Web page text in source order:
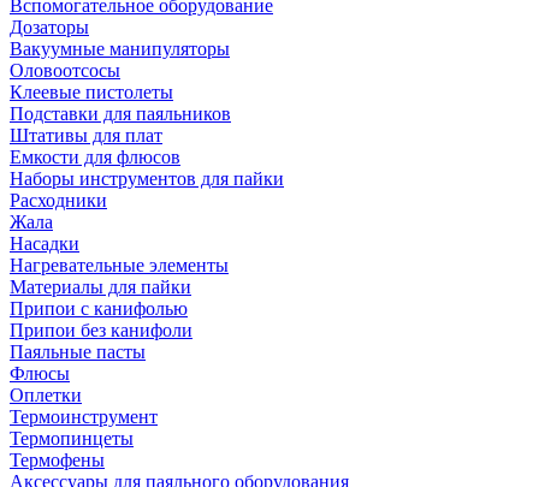
Вспомогательное оборудование
Дозаторы
Вакуумные манипуляторы
Оловоотсосы
Клеевые пистолеты
Подставки для паяльников
Штативы для плат
Емкости для флюсов
Наборы инструментов для пайки
Расходники
Жала
Насадки
Нагревательные элементы
Материалы для пайки
Припои с канифолью
Припои без канифоли
Паяльные пасты
Флюсы
Оплетки
Термоинструмент
Термопинцеты
Термофены
Аксессуары для паяльного оборудования